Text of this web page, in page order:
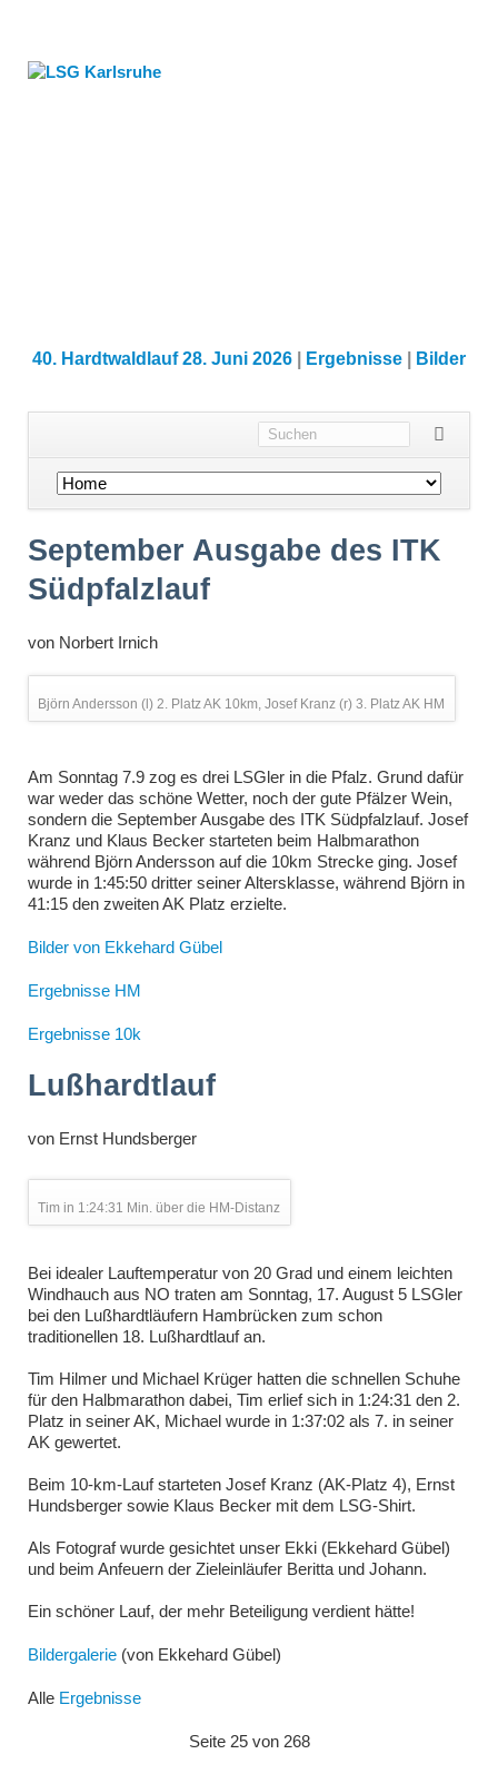
40. Hardtwaldlauf 28. Juni 2026 Ergebnisse Bilder
Navigation
September Ausgabe des ITK
Südpfalzlauf
von Norbert Irnich
Björn Andersson (l) 2. Platz AK 10km, Josef Kranz (r) 3. Platz AK HM
Am Sonntag 7.9 zog es drei LSGler in die Pfalz. Grund dafür
war weder das schöne Wetter, noch der gute Pfälzer Wein,
sondern die September Ausgabe des ITK Südpfalzlauf. Josef
Kranz und Klaus Becker starteten beim Halbmarathon
während Björn Andersson auf die 10km Strecke ging. Josef
wurde in 1:45:50 dritter seiner Altersklasse, während Björn in
41:15 den zweiten AK Platz erzielte.
Bilder von Ekkehard Gübel
Ergebnisse HM
Ergebnisse 10k
Lußhardtlauf
von Ernst Hundsberger
Tim in 1:24:31 Min. über die HM-Distanz
Bei idealer Lauftemperatur von 20 Grad und einem leichten
Windhauch aus NO traten am Sonntag, 17. August 5 LSGler
bei den Lußhardtläufern Hambrücken zum schon
traditionellen 18. Lußhardtlauf an.
Tim Hilmer und Michael Krüger hatten die schnellen Schuhe
für den Halbmarathon dabei, Tim erlief sich in 1:24:31 den 2.
Platz in seiner AK, Michael wurde in 1:37:02 als 7. in seiner
AK gewertet.
Beim 10-km-Lauf starteten Josef Kranz (AK-Platz 4), Ernst
Hundsberger sowie Klaus Becker mit dem LSG-Shirt.
Als Fotograf wurde gesichtet unser Ekki (Ekkehard Gübel)
und beim Anfeuern der Zieleinläufer Beritta und Johann.
Ein schöner Lauf, der mehr Beteiligung verdient hätte!
Bildergalerie(von Ekkehard Gübel)
Alle Ergebnisse
Seite 25 von 268